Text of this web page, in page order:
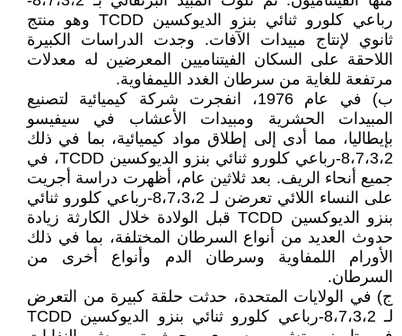
رباعي كلورو ثنائي بنزو الديوكسين TCDD وهو منتج
ثانوي لإنتاج مبيدات الآفات. وجدت الدراسات الكبيرة
اللاحقة على السكان الفيتناميين المعرضين له معدلات
مرتفعة للغاية من سرطان الغدد الليمفاوية.
ب) في عام 1976، انفجرت شركة كيميائية لتصنيع
المبيدات الحشرية ومبيدات الأعشاب في سيفيسو
بإيطاليا، مما أدى إلى إطلاق مواد كيميائية، بما في ذلك
8،7،3،2-رباعي كلورو ثنائي بنزو الديوكسين TCDD، في
جميع أنحاء الريف. بعد ثلاثين عام، أظهرت دراسة أجريت
على النساء اللائي تعرضن لـ 8،7،3،2-رباعي كلورو ثنائي
بنزو الديوكسين TCDD قبل الولادة خلال الكارثة زيادة
حدوث العديد من أنواع السرطان المختلفة، بما في ذلك
الأورام اللمفاوية وسرطان الدم وأنواع أخرى من
السرطان.
ج) في الولايات المتحدة، حدثت حلقة كبيرة من التعرض
لـ 8،7،3،2-رباعي كلورو ثنائي بنزو الديوكسين TCDD